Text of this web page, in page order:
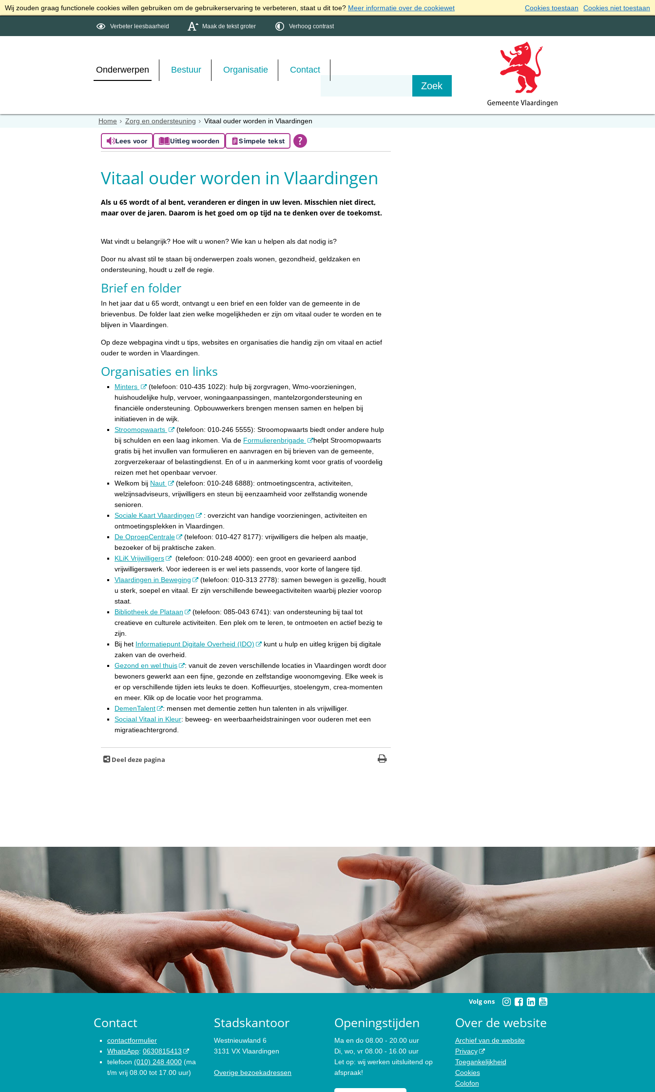
Wij zouden graag functionele cookies willen gebruiken om de gebruikerservaring te verbeteren, staat u dit toe? Meer informatie over de cookiewet Cookies toestaan Cookies niet toestaan
Verbeter leesbaarheid Maak de tekst groter Verhoog contrast
Onderwerpen Bestuur Organisatie Contact
Home Zorg en ondersteuning Vitaal ouder worden in Vlaardingen
Lees voor Uitleg woorden Simpele tekst
Vitaal ouder worden in Vlaardingen
Als u 65 wordt of al bent, veranderen er dingen in uw leven. Misschien niet direct,
maar over de jaren. Daarom is het goed om op tijd na te denken over de toekomst.
Wat vindt u belangrijk? Hoe wilt u wonen? Wie kan u helpen als dat nodig is?
Door nu alvast stil te staan bij onderwerpen zoals wonen, gezondheid, geldzaken en
ondersteuning, houdt u zelf de regie.
Brief en folder
In het jaar dat u 65 wordt, ontvangt u een brief en een folder van de gemeente in de
brievenbus. De folder laat zien welke mogelijkheden er zijn om vitaal ouder te worden en te
blijven in Vlaardingen.
Op deze webpagina vindt u tips, websites en organisaties die handig zijn om vitaal en actief
ouder te worden in Vlaardingen.
Organisaties en links
Minters
(telefoon: 010-435 1022): hulp bij zorgvragen, Wmo-voorzieningen,
huishoudelijke hulp, vervoer, woningaanpassingen, mantelzorgondersteuning en
financiële ondersteuning. Opbouwwerkers brengen mensen samen en helpen bij
initiatieven in de wijk.
Stroomopwaarts
(telefoon: 010-246 5555): Stroomopwaarts biedt onder andere hulp
bij schulden en een laag inkomen. Via de Formulierenbrigade
helpt Stroomopwaarts
gratis bij het invullen van formulieren en aanvragen en bij brieven van de gemeente,
zorgverzekeraar of belastingdienst. En of u in aanmerking komt voor gratis of voordelig
reizen met het openbaar vervoer.
Welkom bij Naut
(telefoon: 010-248 6888): ontmoetingscentra, activiteiten,
welzijnsadviseurs, vrijwilligers en steun bij eenzaamheid voor zelfstandig wonende
senioren.
Sociale Kaart Vlaardingen
: overzicht van handige voorzieningen, activiteiten en
ontmoetingsplekken in Vlaardingen.
De OproepCentrale
(telefoon: 010-427 8177): vrijwilligers die helpen als maatje,
bezoeker of bij praktische zaken.
KLiK Vrijwilligers
(telefoon: 010-248 4000): een groot en gevarieerd aanbod
vrijwilligerswerk. Voor iedereen is er wel iets passends, voor korte of langere tijd.
Vlaardingen in Beweging
(telefoon: 010-313 2778): samen bewegen is gezellig, houdt
u sterk, soepel en vitaal. Er zijn verschillende beweegactiviteiten waarbij plezier voorop
staat.
Bibliotheek de Plataan
(telefoon: 085-043 6741): van ondersteuning bij taal tot
creatieve en culturele activiteiten. Een plek om te leren, te ontmoeten en actief bezig te
zijn.
Bij het Informatiepunt Digitale Overheid (IDO)
kunt u hulp en uitleg krijgen bij digitale
zaken van de overheid.
Gezond en wel thuis
: vanuit de zeven verschillende locaties in Vlaardingen wordt door
bewoners gewerkt aan een fijne, gezonde en zelfstandige woonomgeving. Elke week is
er op verschillende tijden iets leuks te doen. Koffieuurtjes, stoelengym, crea-momenten
en meer. Klik op de locatie voor het programma.
DemenTalent
: mensen met dementie zetten hun talenten in als vrijwilliger.
Sociaal Vitaal in Kleur: beweeg- en weerbaarheidstrainingen voor ouderen met een
migratieachtergrond.
Deel deze pagina
Volg ons
Contact
contactformulier
WhatsApp: 0630815413
telefoon (010) 248 4000 (ma
t/m vrij 08.00 tot 17.00 uur)
Stadskantoor
Westnieuwland 6
3131 VX Vlaardingen
Overige bezoekadressen
Openingstijden
Ma en do 08.00 - 20.00 uur
Di, wo, vr 08.00 - 16.00 uur
Let op: wij werken uitsluitend op
afspraak!
Over de website
Archief van de website
Privacy
Toegankelijkheid
Cookies
Colofon